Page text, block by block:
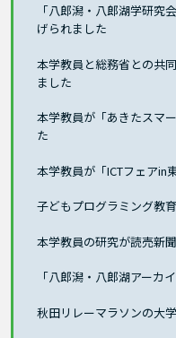
「八郎潟・八郎湖学研究
げられました
本学教員と総務省との共
ました
本学教員が「あきたスマ
た
本学教員が「ICTフェアin
子どもプログラミング教
本学教員の研究が読売新
「八郎潟・八郎湖アーカ
秋田リレーマラソンの大